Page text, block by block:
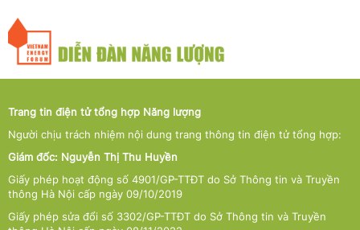
Trang tin điện tử tổng hợp Năng lượng
Người chịu trách nhiệm nội dung trang thông tin điện tử tổng hợp:
Giám đốc: Nguyễn Thị Thu Huyền
Giấy phép hoạt động số 4901/GP-TTĐT do Sở Thông tin và Truyền
thông Hà Nội cấp ngày 09/10/2019
Giấy phép sửa đổi số 3302/GP-TTĐT do Sở Thông tin và Truyền